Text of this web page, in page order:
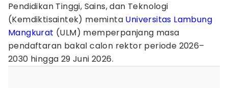
Pendidikan Tinggi, Sains, dan Teknologi
(Kemdiktisaintek) meminta Universitas Lambung
Mangkurat (ULM) memperpanjang masa
pendaftaran bakal calon rektor periode 2026–
2030 hingga 29 Juni 2026.